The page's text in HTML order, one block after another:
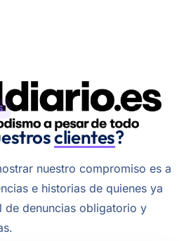
clientes?
nuestro compromiso es a
e historias de quienes ya
de denuncias obligatorio y